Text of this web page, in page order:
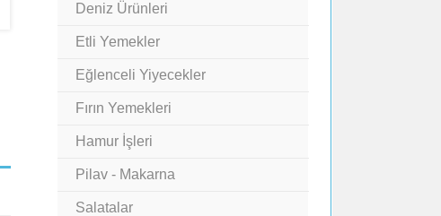
Deniz Ürünleri
Etli Yemekler
Eğlenceli Yiyecekler
Fırın Yemekleri
Hamur İşleri
Pilav - Makarna
Salatalar